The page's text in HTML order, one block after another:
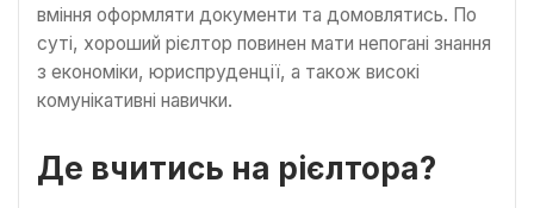
вміння оформляти документи та домовлятись. По
суті, хороший рієлтор повинен мати непогані знання
з економіки, юриспруденції, а також високі
комунікативні навички.
Де вчитись на рієлтора?